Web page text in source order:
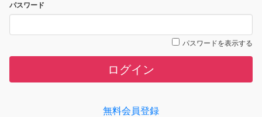
パスワード
パスワードを表示する
ログイン
無料会員登録